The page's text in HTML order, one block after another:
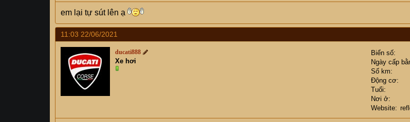
em lại tự sút lên ạ
11:03 22/06/2021
ducati888
Xe hơi
Biển số
Ngày cấp
Số km
Động cơ
Tuổi
Nơi ở
Website